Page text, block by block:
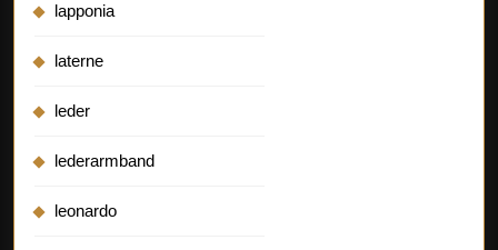
lapponia
laterne
leder
lederarmband
leonardo